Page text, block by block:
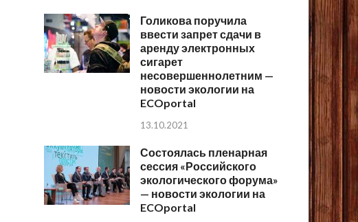
Голикова поручила
ввести запрет сдачи в
аренду электронных
сигарет
несовершеннолетним —
новости экологии на
ECOportal
13.10.2021
Состоялась пленарная
сессия «Российского
экологического форума»
— новости экологии на
ECOportal